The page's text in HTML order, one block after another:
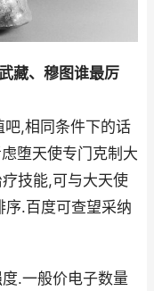
藏、穆图谁最厉
,相同条件下的话
堕天使专门克制大
技能,可与大天使
.百度可查望采纳
.一般价电子数量